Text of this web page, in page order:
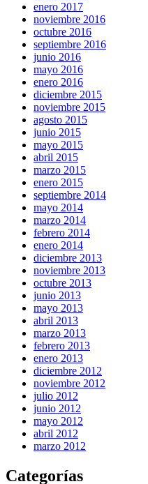
enero 2017
noviembre 2016
octubre 2016
septiembre 2016
junio 2016
mayo 2016
enero 2016
diciembre 2015
noviembre 2015
agosto 2015
junio 2015
mayo 2015
abril 2015
marzo 2015
enero 2015
septiembre 2014
mayo 2014
marzo 2014
febrero 2014
enero 2014
diciembre 2013
noviembre 2013
octubre 2013
junio 2013
mayo 2013
abril 2013
marzo 2013
febrero 2013
enero 2013
diciembre 2012
noviembre 2012
julio 2012
junio 2012
mayo 2012
abril 2012
marzo 2012
Categorías